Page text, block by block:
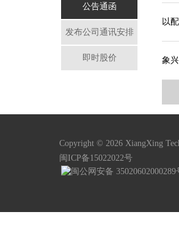
公告通函
发布公司通讯安排
即时股价
以
象
Copyright © 2026 XiangXing
闽ICP备15022022号
闽公网安备 35020602000289